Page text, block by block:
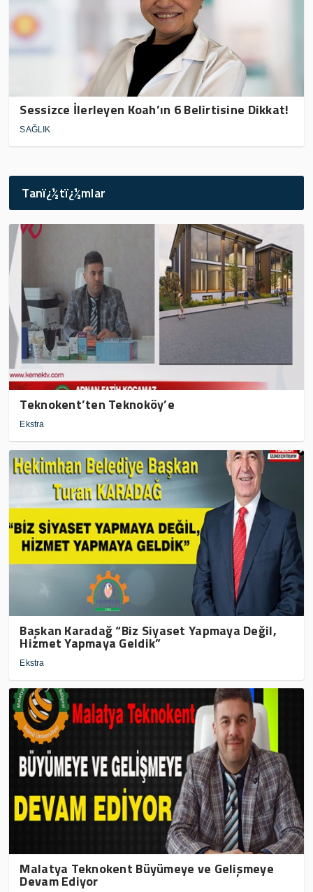
Sessizce İlerleyen Koah’ın 6 Belirtisine Dikkat!
SAĞLIK
Tanï¿½tï¿½mlar
Teknokent’ten Teknoköy’e
Ekstra
Başkan Karadağ “Biz Siyaset Yapmaya Değil,
Hizmet Yapmaya Geldik”
Ekstra
Malatya Teknokent Büyümeye ve Gelişmeye
Devam Ediyor